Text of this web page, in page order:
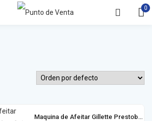
0
Maquina de Afeitar Gillette Prestobarba 3 Confort Gel x1 / x2